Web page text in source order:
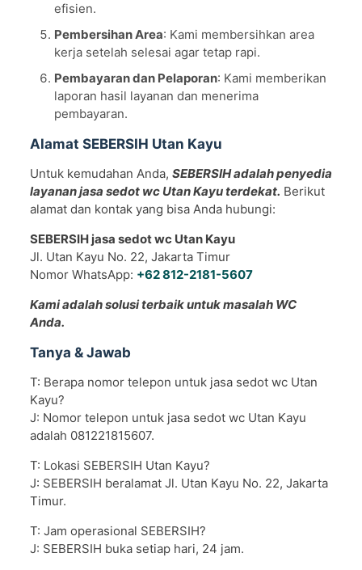
efisien.
Pembersihan Area: Kami membersihkan area
kerja setelah selesai agar tetap rapi.
Pembayaran dan Pelaporan: Kami memberikan
laporan hasil layanan dan menerima
pembayaran.
Alamat SEBERSIH Utan Kayu
Untuk kemudahan Anda, SEBERSIH adalah penyedia
layanan jasa sedot wc Utan Kayu terdekat. Berikut
alamat dan kontak yang bisa Anda hubungi:
SEBERSIH jasa sedot wc Utan Kayu
Jl. Utan Kayu No. 22, Jakarta Timur
Nomor WhatsApp: +62 812-2181-5607
Kami adalah solusi terbaik untuk masalah WC
Anda.
Tanya & Jawab
T: Berapa nomor telepon untuk jasa sedot wc Utan
Kayu?
J: Nomor telepon untuk jasa sedot wc Utan Kayu
adalah 081221815607.
T: Lokasi SEBERSIH Utan Kayu?
J: SEBERSIH beralamat Jl. Utan Kayu No. 22, Jakarta
Timur.
T: Jam operasional SEBERSIH?
J: SEBERSIH buka setiap hari, 24 jam.